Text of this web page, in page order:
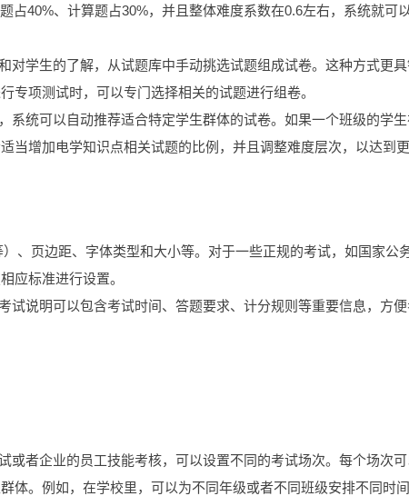
占40%、计算题占30%，并且整体难度系数在0.6左右，系统就可
对学生的了解，从试题库中手动挑选试题组成试卷。这种方式更
专项测试时，可以专门选择相关的试题进行组卷。
系统可以自动推荐适合特定学生群体的试卷。如果一个班级的学生
当增加电学知识点相关试题的比例，并且调整难度层次，以达到
、页边距、字体类型和大小等。对于一些正规的考试，如国家公
应标准进行设置。
试说明可以包含考试时间、答题要求、计分规则等重要信息，方便
或者企业的员工技能考核，可以设置不同的考试场次。每个场次可
体。例如，在学校里，可以为不同年级或者不同班级安排不同时